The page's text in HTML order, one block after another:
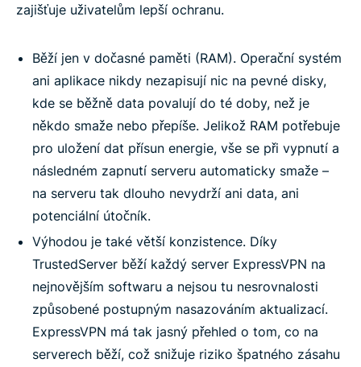
zajišťuje uživatelům lepší ochranu.
Běží jen v dočasné paměti (RAM). Operační systém
ani aplikace nikdy nezapisují nic na pevné disky,
kde se běžně data povalují do té doby, než je
někdo smaže nebo přepíše. Jelikož RAM potřebuje
pro uložení dat přísun energie, vše se při vypnutí a
následném zapnutí serveru automaticky smaže –
na serveru tak dlouho nevydrží ani data, ani
potenciální útočník.
Výhodou je také větší konzistence. Díky
TrustedServer běží každý server ExpressVPN na
nejnovějším softwaru a nejsou tu nesrovnalosti
způsobené postupným nasazováním aktualizací.
ExpressVPN má tak jasný přehled o tom, co na
serverech běží, což snižuje riziko špatného zásahu